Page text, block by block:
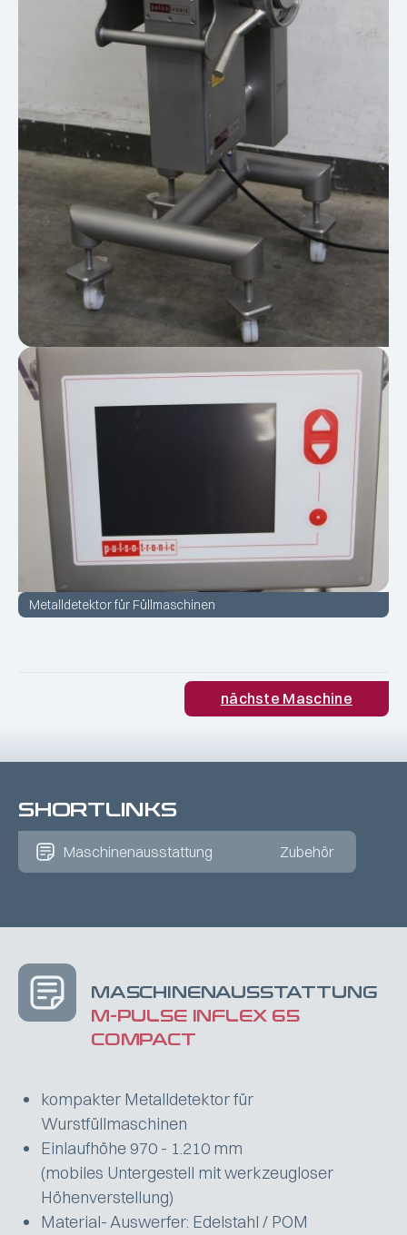
Metalldetektor für Füllmaschinen
nächste Maschine
SHORTLINKS
Maschinenausstattung Zubehör
MASCHINENAUSSTATTUNG
M-PULSE INFLEX 65
COMPACT
kompakter Metalldetektor für
Wurstfüllmaschinen
Einlaufhöhe 970 - 1.210 mm
(mobiles Untergestell mit werkzeugloser
Höhenverstellung)
Material- Auswerfer: Edelstahl / POM